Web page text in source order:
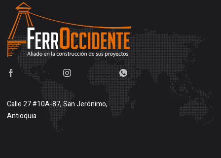
Calle 27 #10A-87, San Jerónimo,
Antioquia